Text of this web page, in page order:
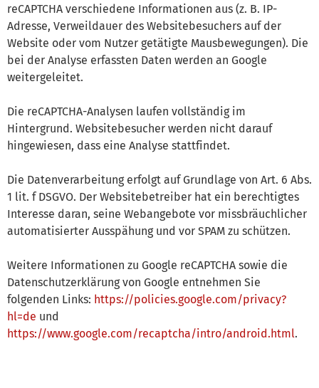
reCAPTCHA verschiedene Informationen aus (z. B. IP-
Adresse, Verweildauer des Websitebesuchers auf der
Website oder vom Nutzer getätigte Mausbewegungen). Die
bei der Analyse erfassten Daten werden an Google
weitergeleitet.
Die reCAPTCHA-Analysen laufen vollständig im
Hintergrund. Websitebesucher werden nicht darauf
hingewiesen, dass eine Analyse stattfindet.
Die Datenverarbeitung erfolgt auf Grundlage von Art. 6 Abs.
1 lit. f DSGVO. Der Websitebetreiber hat ein berechtigtes
Interesse daran, seine Webangebote vor missbräuchlicher
automatisierter Ausspähung und vor SPAM zu schützen.
Weitere Informationen zu Google reCAPTCHA sowie die
Datenschutzerklärung von Google entnehmen Sie
folgenden Links: https://policies.google.com/privacy?
hl=de und
https://www.google.com/recaptcha/intro/android.html.